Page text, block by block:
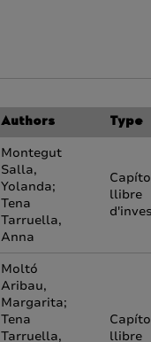
Authors Type
Montegut
Salla,
Yolanda;
Tena
Tarruella,
Anna
llibre
Moltó
Aribau,
Margarita;
Tena
Tarruella,
llibre